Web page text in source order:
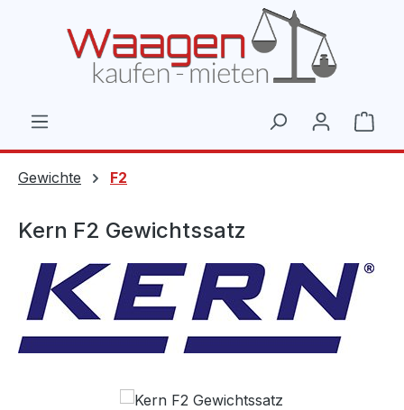
Gewichte F2
Kern F2 Gewichtssatz
Bildergalerie überspringen